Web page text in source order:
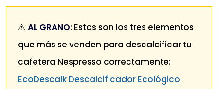
⚠️ AL GRANO: Estos son los tres elementos
que más se venden para descalcificar tu
cafetera Nespresso correctamente:
EcoDescalk Descalcificador Ecológico